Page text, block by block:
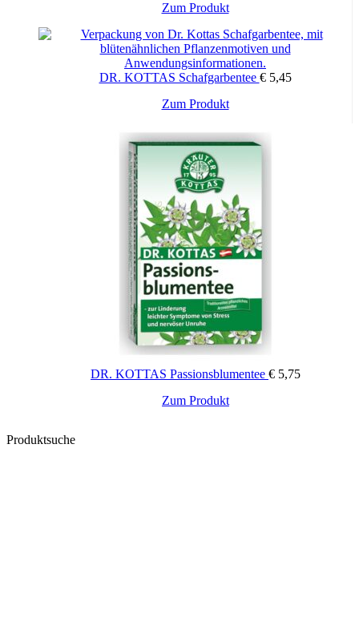
Zum Produkt
DR. KOTTAS Schafgarbentee €5,45
Zum Produkt
DR. KOTTAS Passionsblumentee € 5,75
Zum Produkt
Produktsuche